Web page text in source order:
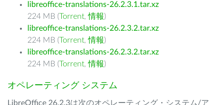
libreoffice-translations-26.2.3.1.tar.xz
224 MB (Torrent,情報)
libreoffice-translations-26.2.3.2.tar.xz
224 MB (Torrent,情報)
libreoffice-translations-26.2.3.2.tar.xz
224 MB (Torrent,情報)
オペレーティング システム
LibreOffice 26.2.3は次のオペレーティング・システム/ア